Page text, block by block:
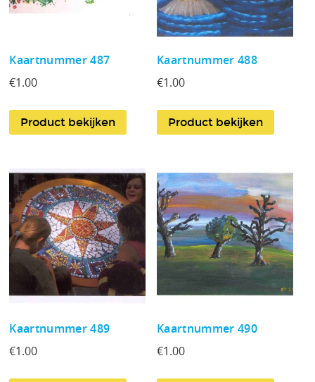
Kaartnummer 487
€1.00
Product bekijken
Kaartnummer 488
€1.00
Product bekijken
Kaartnummer 489
€1.00
Kaartnummer 490
€1.00